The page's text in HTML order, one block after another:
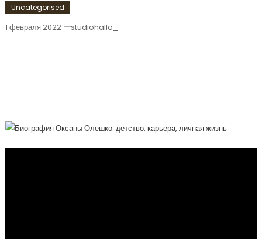
Uncategorised
1 февраля 2022 studiohallo_